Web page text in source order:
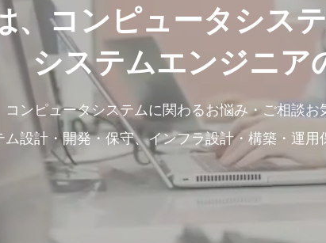
、 コ ン ピュータ システ
システムエンジニア
コンピュータシステムに関わるお悩み・ご相談
ム設計・開発・保守、インフラ設計・構築・運